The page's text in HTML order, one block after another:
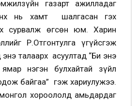
газарт ажилладаг
нь хамт шалгасан гэх
сурвалж өгсөн юм. Харин
Р.Отгонтулга үгүйсгэж
талаарх асуултад “Би энэ
нэгэн булхайтай зүйл
байгаа” гэж хариулужээ.
хороололд амьдардаг